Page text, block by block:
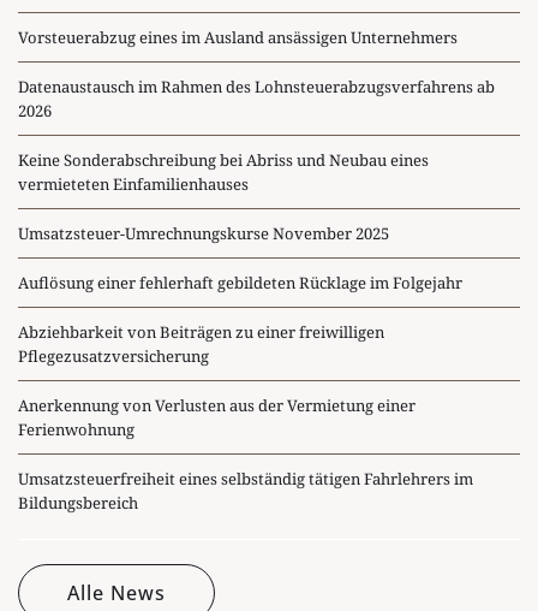
Vorsteuerabzug eines im Ausland ansässigen Unternehmers
Datenaustausch im Rahmen des Lohnsteuerabzugsverfahrens ab
2026
Keine Sonderabschreibung bei Abriss und Neubau eines
vermieteten Einfamilienhauses
Umsatzsteuer-Umrechnungskurse November 2025
Auflösung einer fehlerhaft gebildeten Rücklage im Folgejahr
Abziehbarkeit von Beiträgen zu einer freiwilligen
Pflegezusatzversicherung
Anerkennung von Verlusten aus der Vermietung einer
Ferienwohnung
Umsatzsteuerfreiheit eines selbständig tätigen Fahrlehrers im
Bildungsbereich
Alle News